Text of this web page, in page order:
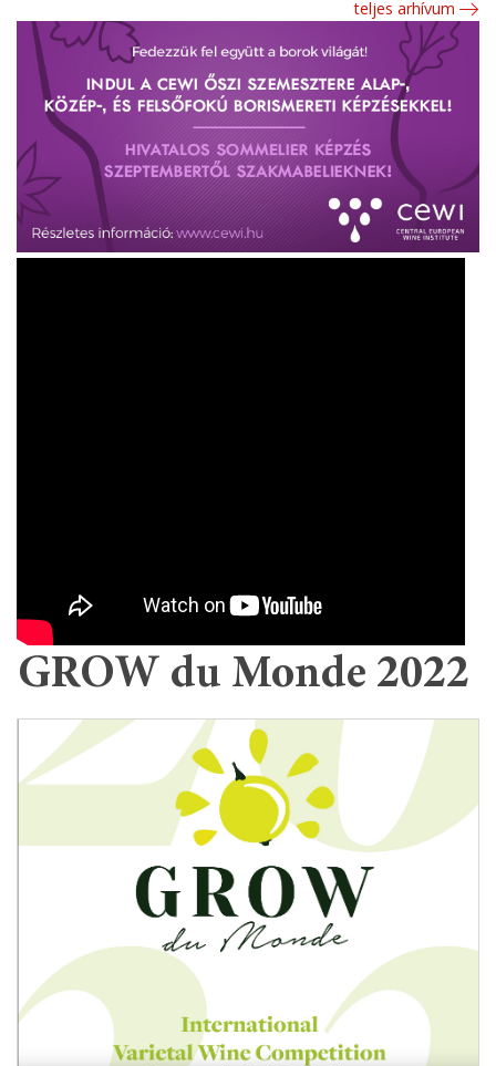
teljes arhívum
GROW du Monde 2022